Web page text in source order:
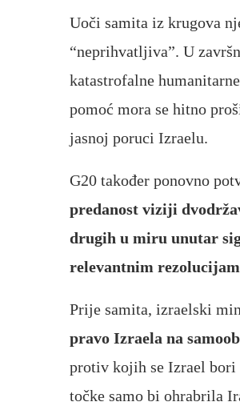
Uoči samita iz krugova
“neprihvatljiva”. U
katastrofalne
pomoć mora se hitno
jasnoj poruci Izraelu.
G20 također ponovno
predanost viziji
drugih u miru unutar
relevantnim
Prije samita, izraelski
pravo Izraela na
protiv kojih se Izrael bori
točke samo bi ohrabrila